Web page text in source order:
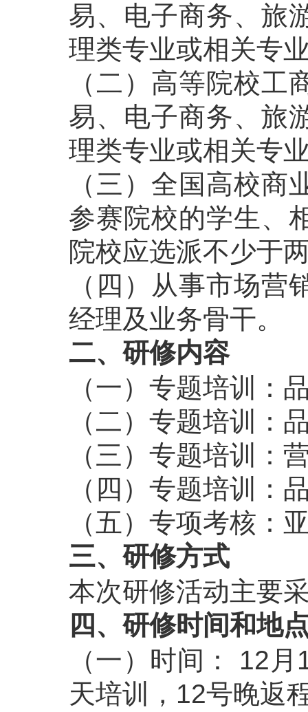
易、电子商务、旅
理类专业或相关专
（二）高等院校
易、电子商务、旅
理类专业或相关专
（三）全国高校
参赛院校的学生、
院校应选派不少于
（四）从事市场
经理及业务骨干。
二、研修内容
（一）专题培训：
（二）专题培训：
（三）专题培训：
（四）专题培训：
（五）专项考核：
三、研修方式
本次研修活动主要
四、研修时间和地
（一）时间： 12
天培训，12号晚返